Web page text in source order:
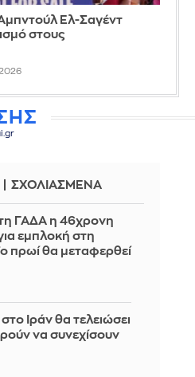
Αμπντούλ Ελ-Σαγέντ
στους
ΣΧΟΛΙΑΣΜΕΝΑ
ΓΑΔΑ η 46χρονη
εμπλοκή στη
πρωί θα μεταφερθεί
Ιράν θα τελειώσει
να συνεχίσουν